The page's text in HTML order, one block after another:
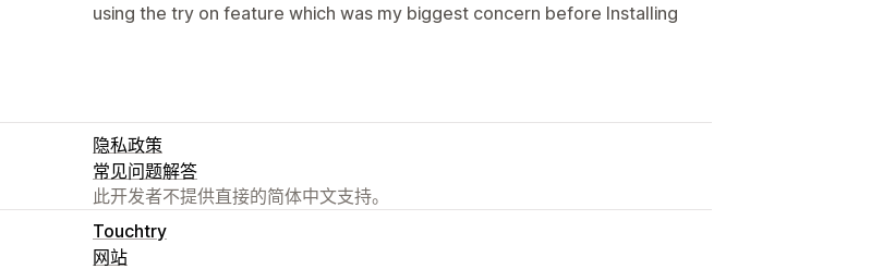
using the try on feature which was my biggest concern before Installing
隐私政策
常见问题解答
此开发者不提供直接的简体中文支持。
Touchtry
网站